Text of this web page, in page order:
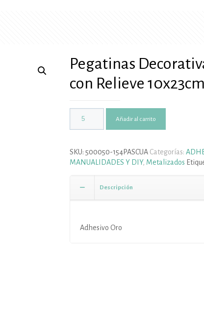
Pegatinas
con Relieve
Añadir al carrito
SKU: 500050-154PASCUA Categorías:
MANUALIDADES Y DIY, Metalizados
Descripción
Adhesivo Oro